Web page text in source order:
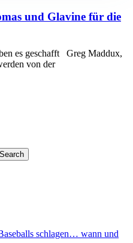
und Glavine für die
es geschafft Greg Maddux,
von der
schlagen… wann und